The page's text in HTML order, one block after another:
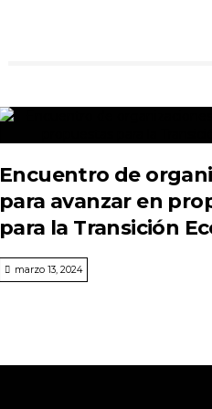
Encuentro de
para avanzar en
para la Transición
marzo 13, 2024